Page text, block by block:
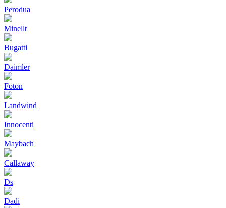
Perodua
Minellt
Bugatti
Daimler
Foton
Landwind
Innocenti
Maybach
Callaway
Ds
Dadi